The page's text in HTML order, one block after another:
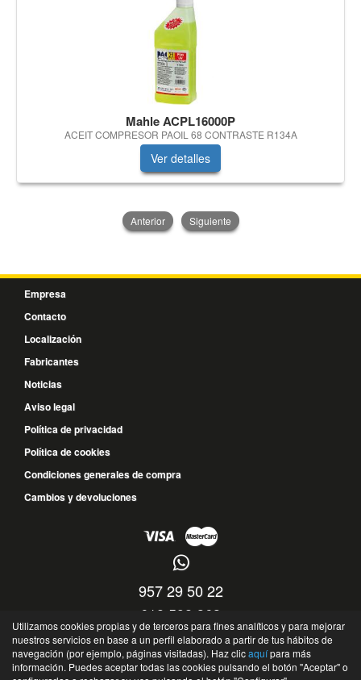
Mahle ACPL16000P
ACEIT COMPRESOR PAOIL 68 CONTRASTE R134A
Ver detalles
Anterior Siguiente
Empresa
Contacto
Localización
Fabricantes
Noticias
Aviso legal
Política de privacidad
Política de cookies
Condiciones generales de compra
Cambios y devoluciones
957 29 50 22
618 598 363
C/ Ingeniero Torroja y Miret, 10 - 14013 - Pol. industrial La Torrecilla - Córdoba -
España
©Radiadores Oriente - 2026 -Tienda online de recambios de Gira
Utilizamos cookies propias y de terceros para fines analíticos y para mejorar
nuestros servicios en base a un perfil elaborado a partir de tus hábitos de
navegación (por ejemplo, páginas visitadas). Haz clicaquípara más
información. Puedes aceptar todas las cookies pulsando el botón "Aceptar" o